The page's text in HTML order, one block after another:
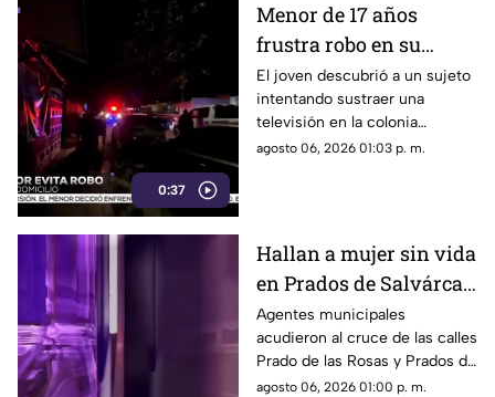
0:37
Menor de 17 años
frustra robo en su
domicilio de
Cuauhtémoc; resulta
herido de la mano
El joven descubrió a un sujeto
intentando sustraer una
televisión en la colonia
Reforma; tras forcejear con el
agosto 06, 2026 01:03 p. m.
Hallan a mujer sin vida
en Prados de Salvárcar;
cuerpo no presentaba
huellas de violencia
Agentes municipales
acudieron al cruce de las calles
Prado de las Rosas y Prados de
Azucenas tras el reporte del
agosto 06, 2026 01:00 p. m.